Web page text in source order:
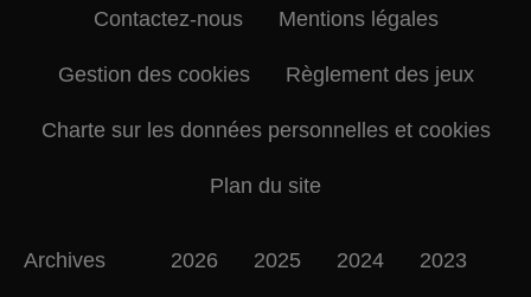
Contactez-nous Mentions légales
Gestion des cookies Règlement des jeux
Charte sur les données personnelles et cookies
Plan du site
Archives 2026 2025 2024 2023